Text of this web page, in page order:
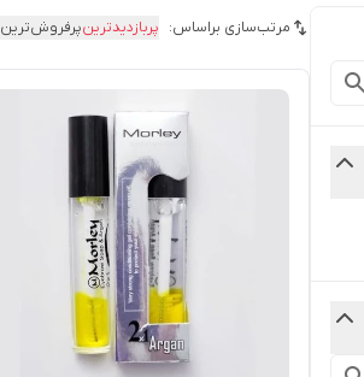
مرتب‌سازی براساس: پربازدیدترینپرفروش‌ترین